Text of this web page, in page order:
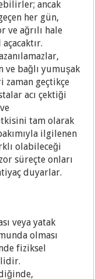
ancak
her gün,
ve ağrılı hale
bağlı yumuşak
zaman geçtikçe
acı çektiği
tam olarak
ilgilenen
olabileceği
süreçte onları
duyarlar.
veya yatak
olması
fiziksel